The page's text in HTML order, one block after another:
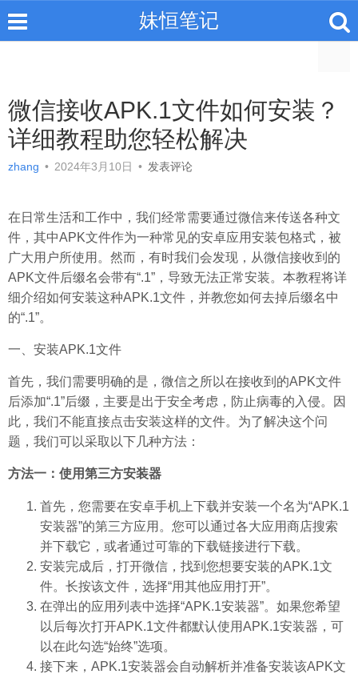
妹恒笔记
微信接收APK.1文件如何安装？
详细教程助您轻松解决
zhang • 2024年3月10日 • 发表评论
在日常生活和工作中，我们经常需要通过微信来传送各种文
件，其中APK文件作为一种常见的安卓应用安装包格式，被
广大用户所使用。然而，有时我们会发现，从微信接收到的
APK文件后缀名会带有“.1”，导致无法正常安装。本教程将详
细介绍如何安装这种APK.1文件，并教您如何去掉后缀名中
的“.1”。
一、安装APK.1文件
首先，我们需要明确的是，微信之所以在接收到的APK文件
后添加“.1”后缀，主要是出于安全考虑，防止病毒的入侵。因
此，我们不能直接点击安装这样的文件。为了解决这个问
题，我们可以采取以下几种方法：
方法一：使用第三方安装器
首先，您需要在安卓手机上下载并安装一个名为“APK.1
安装器”的第三方应用。您可以通过各大应用商店搜索
并下载它，或者通过可靠的下载链接进行下载。
安装完成后，打开微信，找到您想要安装的APK.1文
件。长按该文件，选择“用其他应用打开”。
在弹出的应用列表中选择“APK.1安装器”。如果您希望
以后每次打开APK.1文件都默认使用APK.1安装器，可
以在此勾选“始终”选项。
接下来，APK.1安装器会自动解析并准备安装该APK文